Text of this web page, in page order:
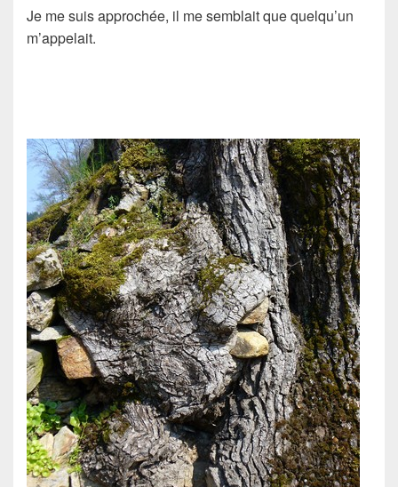
Je me suis approchée, il me semblait que quelqu’un
m’appelait.